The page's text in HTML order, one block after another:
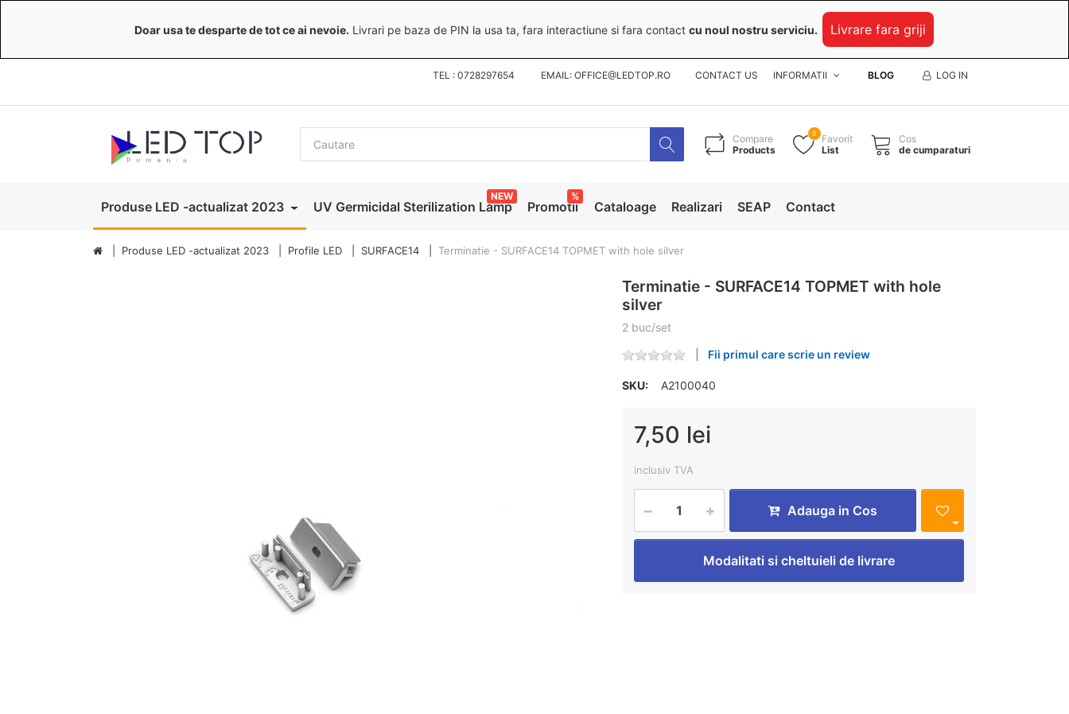
Doar usa te desparte de tot ce ai nevoie. Livrari pe baza de PIN la usa ta, fara interactiune si fara contact cu noul nostru serviciu. Livrare fara griji
TEL : 0728297654 EMAIL: OFFICE@LEDTOP.RO CONTACT US INFORMATII BLOG LOG IN
Compare
Products
8
Favorit
List
Cos
de cumparaturi
Produse LED -actualizat 2023 UV Germicidal Sterilization Lamp
NEW
Promotii
%
Cataloage Realizari SEAP Contact
Produse LED -actualizat 2023 Profile LED SURFACE14 Terminatie - SURFACE14 TOPMET with hole silver
Terminatie - SURFACE14 TOPMET with hole
silver
2 buc/set
Fii primul care scrie un review
SKU: A2100040
7,50 lei
inclusiv TVA
Adauga in Cos
Modalitati si cheltuieli de livrare